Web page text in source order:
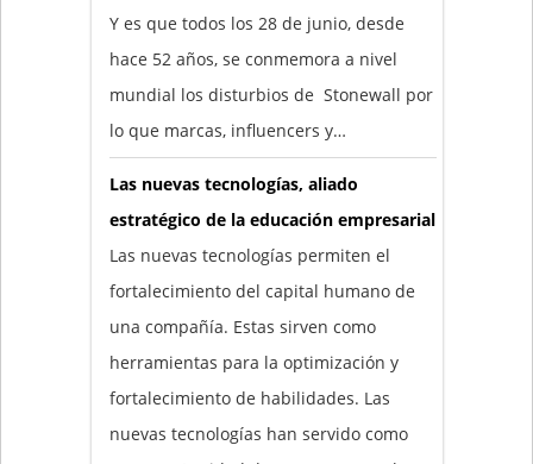
Y es que todos los 28 de junio, desde
hace 52 años, se conmemora a nivel
mundial los disturbios de Stonewall por
lo que marcas, influencers y…
Las nuevas tecnologías, aliado
estratégico de la educación empresarial
Las nuevas tecnologías permiten el
fortalecimiento del capital humano de
una compañía. Estas sirven como
herramientas para la optimización y
fortalecimiento de habilidades. Las
nuevas tecnologías han servido como